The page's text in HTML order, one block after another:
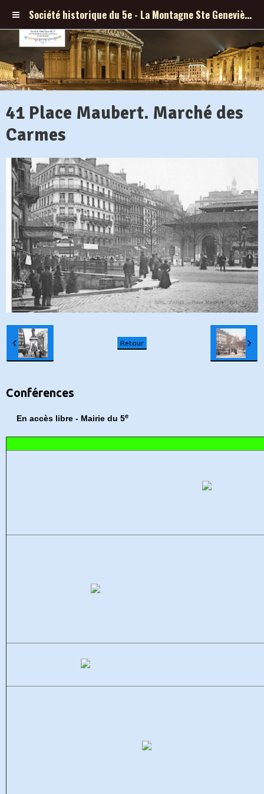
Société historique du 5e - La Montagne Ste Geneviève et ses abords
41 Place Maubert. Marché des
Carmes
Retour
Conférences
En accès libre - Mairie du 5e